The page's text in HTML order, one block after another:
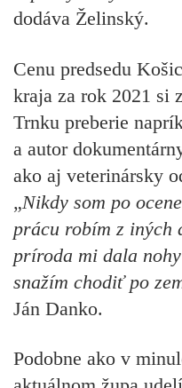
dodáva Želinský.
Cenu predsedu
kraja za rok 2021 si
Trnku preberie
a autor
ako aj veterinársky
„Nikdy som po
prácu robím z iných
príroda mi dala
snažím chodiť po
Ján Danko.
Podobne ako v